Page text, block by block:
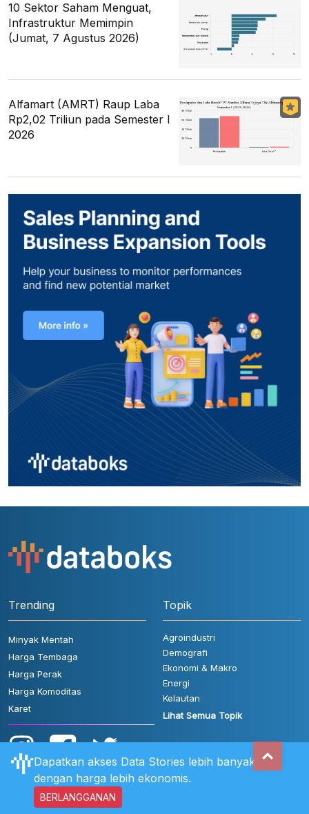
10 Sektor Saham Menguat,
Infrastruktur Memimpin
(Jumat, 7 Agustus 2026)
Alfamart (AMRT) Raup Laba
Rp2,02 Triliun pada Semester I
2026
Trending
Minyak Mentah
Harga Tembaga
Harga Perak
Harga Komoditas
Karet
Topik
Agroindustri
Demografi
Ekonomi & Makro
Energi
Kelautan
Lihat Semua Topik
Aturan Pengguna Hubungi Kami
Dapatkan akses Data Stories lebih banyak
dengan harga lebih ekonomis.
BERLANGGANAN